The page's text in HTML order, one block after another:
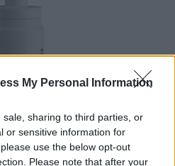
My Personal Information
sharing to third parties, or
or sensitive information for
use the below opt-out
Please note that after your
1-3 dní